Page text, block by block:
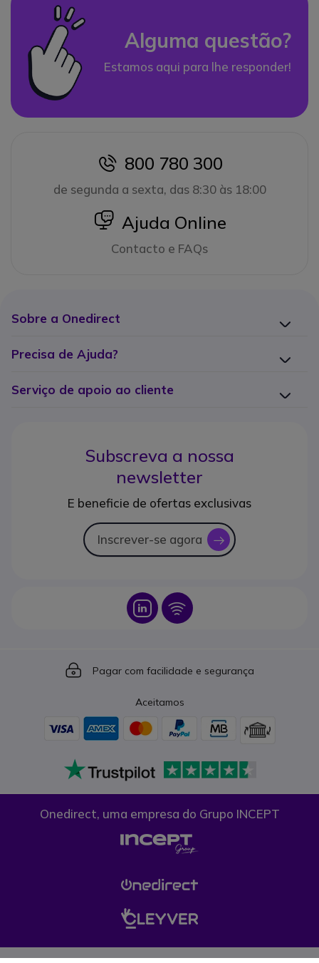
Alguma questão?
Estamos aqui para lhe responder!
icon
800 780 300
de segunda a sexta, das 8:30 às 18:00
icon
Ajuda Online
Contacto e FAQs
Sobre a Onedirect
Precisa de Ajuda?
Serviço de apoio ao cliente
Subscreva a nossa
newsletter
E beneficie de ofertas exclusivas
Inscrever-se agora icon
Icon Icon
Icon
Pagar com facilidade e segurança
Aceitamos
Onedirect, uma empresa do Grupo INCEPT